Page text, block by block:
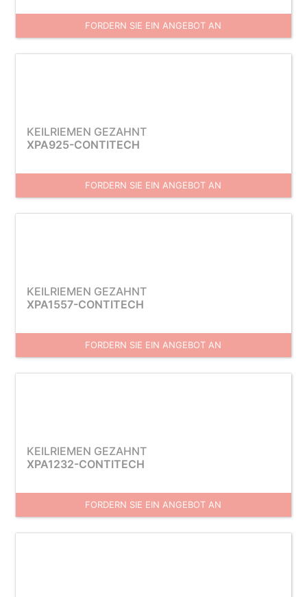
FORDERN SIE EIN ANGEBOT AN
KEILRIEMEN GEZAHNT
XPA925-CONTITECH
FORDERN SIE EIN ANGEBOT AN
KEILRIEMEN GEZAHNT
XPA1557-CONTITECH
FORDERN SIE EIN ANGEBOT AN
KEILRIEMEN GEZAHNT
XPA1232-CONTITECH
FORDERN SIE EIN ANGEBOT AN